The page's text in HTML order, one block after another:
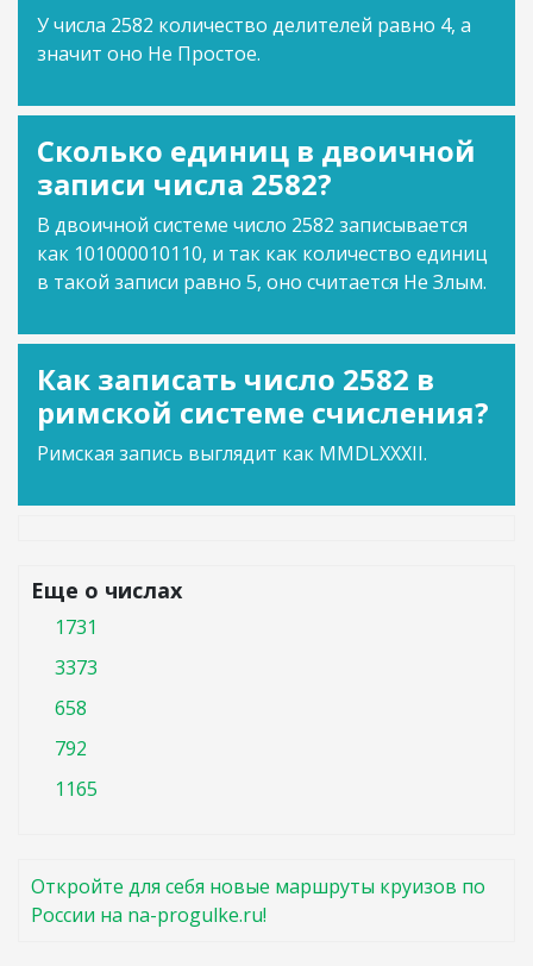
У числа 2582 количество делителей равно 4, а
значит оно Не Простое.
Сколько единиц в двоичной
записи числа 2582?
В двоичной системе число 2582 записывается
как 101000010110, и так как количество единиц
в такой записи равно 5, оно считается Не Злым.
Как записать число 2582 в
римской системе счисления?
Римская запись выглядит как MMDLXXXII.
Еще о числах
1731
3373
658
792
1165
Откройте для себя новые маршруты круизов по
России на na-progulke.ru!